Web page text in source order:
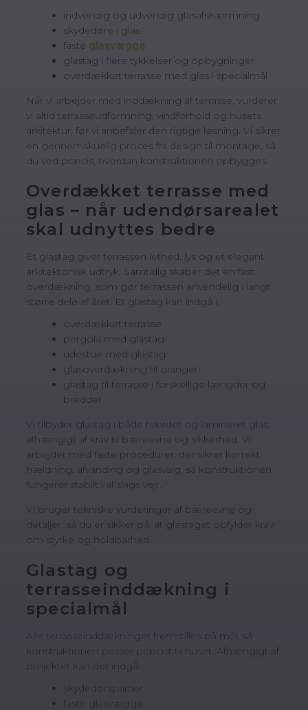
indvendig og udvendig glasafskærmning
skydedøre i glas
faste glasvægge
glastag i flere tykkelser og opbygninger
overdækket terrasse med glas i specialmål
Når vi arbejder med inddækning af terrasse, vurderer
vi altid terrasseudformning, vindforhold og husets
arkitektur, før vi anbefaler den rigtige løsning. Vi sikrer
en gennemskuelig proces fra design til montage, så
du ved præcis, hvordan konstruktionen opbygges..
Overdækket terrasse med
glas – når udendørsarealet
skal udnyttes bedre
Et glastag giver terrassen lethed, lys og et elegant
arkitektonisk udtryk. Samtidig skaber det en fast
overdækning, som gør terrassen anvendelig i langt
større dele af året. Et glastag kan indgå i:
overdækket terrasse
pergola med glastag
udestue med glastag
glasoverdækning til orangeri
glastag til terrasse i forskellige længder og
bredder
Vi tilbyder glastag i både hærdet og lamineret glas,
afhængigt af krav til bæreevne og sikkerhed. Vi
arbejder med faste procedurer, der sikrer korrekt
hældning, afvanding og glasvalg, så konstruktionen
fungerer stabilt i al slags vejr.
Vi bruger tekniske vurderinger af bæreevne og
detaljer, så du er sikker på, at glastaget opfylder krav
om styrke og holdbarhed.
Glastag og
terrasseinddækning i
specialmål
Alle terrasseinddækninger fremstilles på mål, så
konstruktionen passer præcist til huset. Afhængigt af
projektet kan der indgå:
skydedørspartier
faste glasvægge